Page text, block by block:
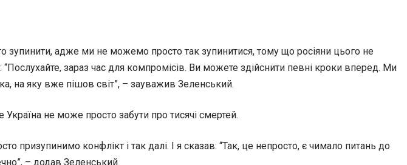
зупинити, адже ми не можемо просто так зупинитися, тому що росіяни цього не
зараз час для компромісів. Ви можете здійснити певні кроки вперед. Ми
на яку вже пішов світ”, – зауважив Зеленський.
Україна не може просто забути про тисячі смертей.
призупинимо конфлікт і так далі. І я сказав: “Так, це непросто, є чимало питань до
– додав Зеленський.